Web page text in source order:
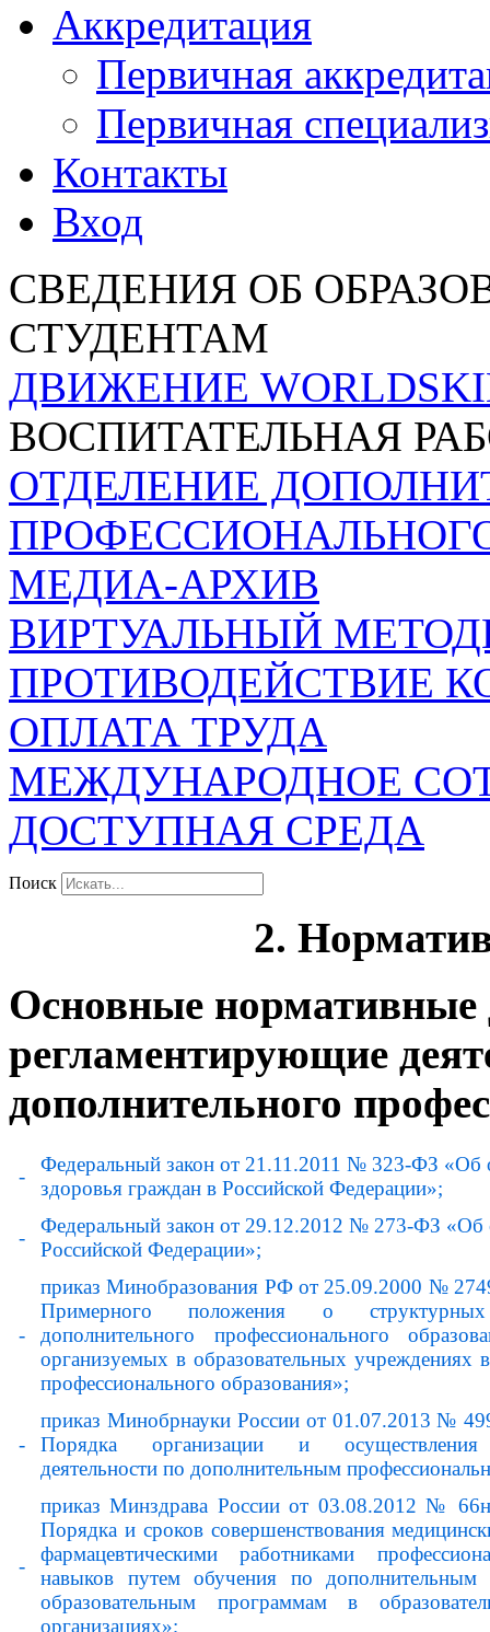
Аккредитация
Первичная
Первичная
Контакты
Вход
СВЕДЕНИЯ ОБ
СТУДЕНТАМ
ДВИЖЕНИЕ
ВОСПИТАТЕЛЬНАЯ
ОТДЕЛЕНИЕ
МЕДИА-АРХИВ
ВИРТУАЛЬНЫЙ
ПРОТИВОДЕЙСТВИЕ
ОПЛАТА ТРУДА
МЕЖДУНАРОДНОЕ
ДОСТУПНАЯ СРЕДА
Поиск
2.
Основные нормативные
регламентирующие
дополнительного
-
Федеральный закон от 21.11.2011 № 323-ФЗ «Об
здоровья граждан в Российской Федерации»;
-
Федеральный закон от 29.12.2012 № 273-ФЗ «Об
Российской Федерации»;
-
приказ Минобразования РФ от 25.09.2000 №
Примерного положения о структурных
дополнительного профессионального
организуемых в образовательных учреждениях
профессионального образования»;
-
приказ Минобрнауки России от 01.07.2013 №
Порядка организации и осуществления
деятельности по дополнительным
-
приказ Минздрава России от 03.08.2012 №
Порядка и сроков совершенствования
фармацевтическими работниками
навыков путем обучения по дополнительным
образовательным программам в
организациях»;